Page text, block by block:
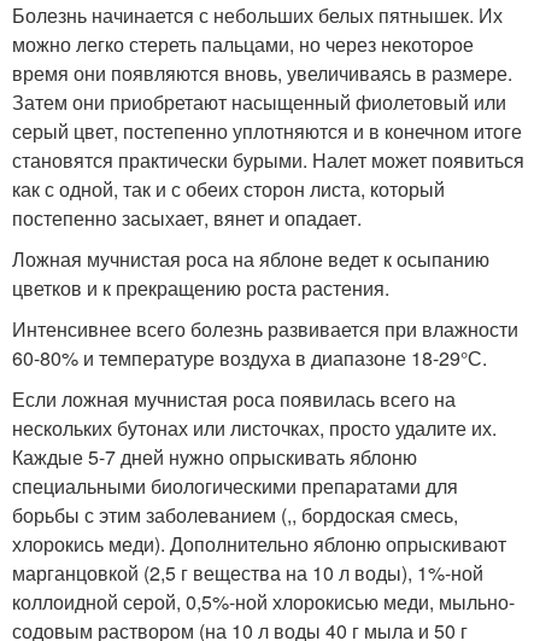
Болезнь начинается с небольших белых пятнышек. Их
можно легко стереть пальцами, но через некоторое
время они появляются вновь, увеличиваясь в размере.
Затем они приобретают насыщенный фиолетовый или
серый цвет, постепенно уплотняются и в конечном итоге
становятся практически бурыми. Налет может появиться
как с одной, так и с обеих сторон листа, который
постепенно засыхает, вянет и опадает.
Ложная мучнистая роса на яблоне ведет к осыпанию
цветков и к прекращению роста растения.
Интенсивнее всего болезнь развивается при влажности
60-80% и температуре воздуха в диапазоне 18-29°С.
Если ложная мучнистая роса появилась всего на
нескольких бутонах или листочках, просто удалите их.
Каждые 5-7 дней нужно опрыскивать яблоню
специальными биологическими препаратами для
борьбы с этим заболеванием (,, бордоская смесь,
хлорокись меди). Дополнительно яблоню опрыскивают
марганцовкой (2,5 г вещества на 10 л воды), 1%-ной
коллоидной серой, 0,5%-ной хлорокисью меди, мыльно-
содовым раствором (на 10 л воды 40 г мыла и 50 г